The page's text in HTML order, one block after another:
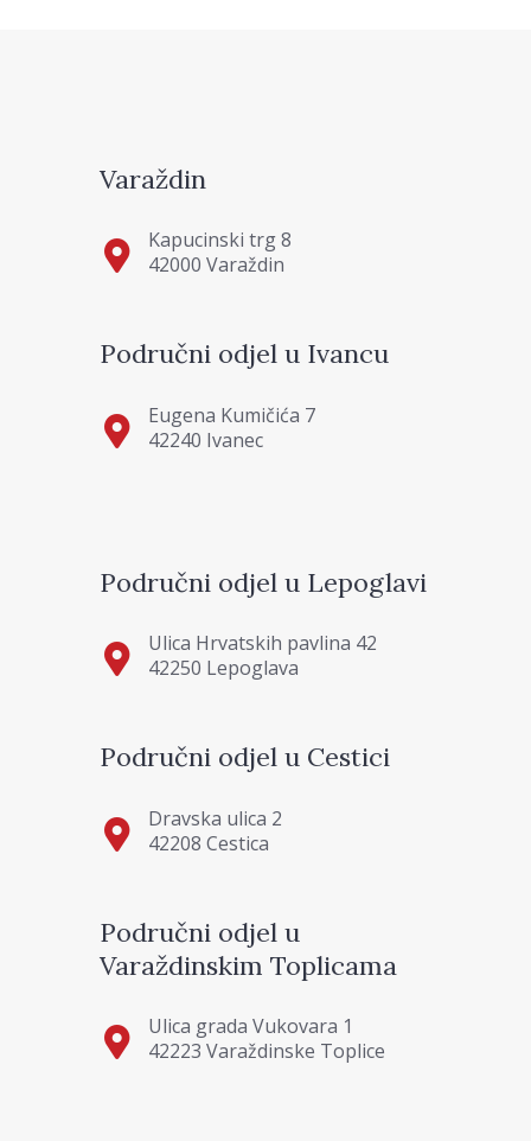
Varaždin
Kapucinski trg 8
42000 Varaždin
Područni odjel u Ivancu
Eugena Kumičića 7
42240 Ivanec
Područni odjel u Lepoglavi
Ulica Hrvatskih pavlina 42
42250 Lepoglava
Područni odjel u Cestici
Dravska ulica 2
42208 Cestica
Područni odjel u
Varaždinskim Toplicama
Ulica grada Vukovara 1
42223 Varaždinske Toplice